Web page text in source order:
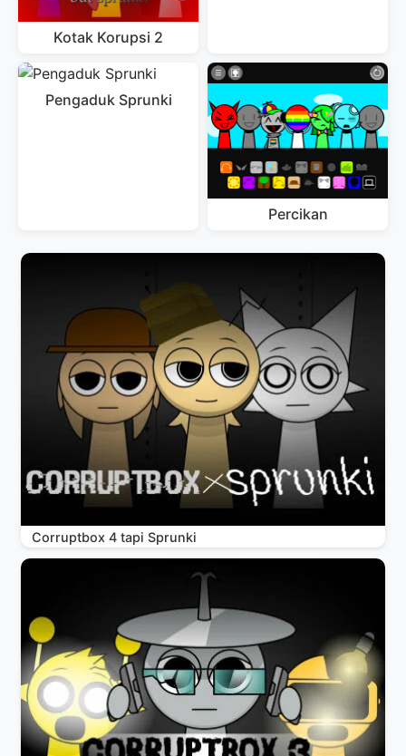
Kotak Korupsi 2
Pengaduk Sprunki
Percikan
Corruptbox 4 tapi Sprunki